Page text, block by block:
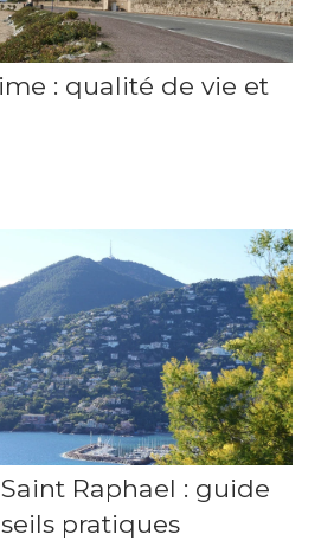
: qualité de vie et
Raphael : guide
pratiques